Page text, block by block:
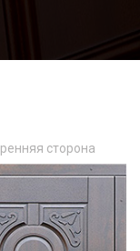
сторона